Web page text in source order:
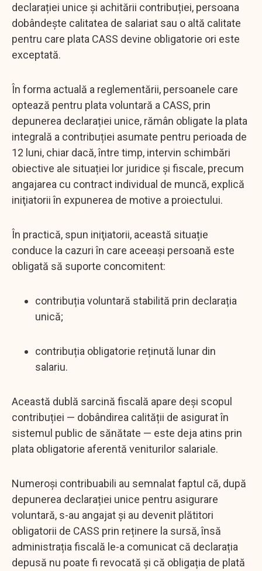
declarației unice și achitării contribuției, persoana
dobândește calitatea de salariat sau o altă calitate
pentru care plata CASS devine obligatorie ori este
exceptată.
În forma actuală a reglementării, persoanele care
optează pentru plata voluntară a CASS, prin
depunerea declarației unice, rămân obligate la plata
integrală a contribuției asumate pentru perioada de
12 luni, chiar dacă, între timp, intervin schimbări
obiective ale situației lor juridice și fiscale, precum
angajarea cu contract individual de muncă, explică
iniţiatorii în expunerea de motive a proiectului.
În practică, spun iniţiatorii, această situație
conduce la cazuri în care aceeași persoană este
obligată să suporte concomitent:
contribuția voluntară stabilită prin declarația
unică;
contribuția obligatorie reținută lunar din
salariu.
Această dublă sarcină fiscală apare deși scopul
contribuției — dobândirea calității de asigurat în
sistemul public de sănătate — este deja atins prin
plata obligatorie aferentă veniturilor salariale.
Numeroși contribuabili au semnalat faptul că, după
depunerea declarației unice pentru asigurare
voluntară, s-au angajat și au devenit plătitori
obligatorii de CASS prin reținere la sursă, însă
administrația fiscală le-a comunicat că declarația
depusă nu poate fi revocată și că obligația de plată